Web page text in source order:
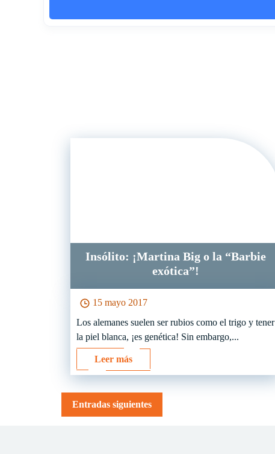
15 mayo 2017
Insólito: ¡Martina Big o la “Barbie
exótica”!
Los alemanes suelen ser rubios como el trigo y tener
la piel blanca, ¡es genética! Sin embargo,...
Leer más
Navegación
Entradas siguientes